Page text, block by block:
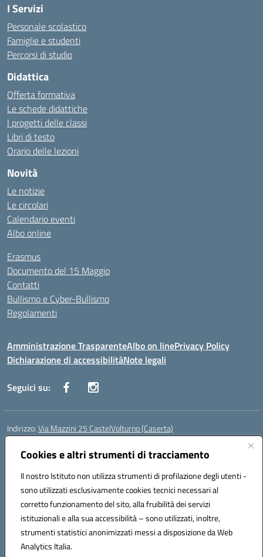
Cookies e altri strumenti di tracciamento
Il nostro Istituto non utilizza strumenti di profilazione degli utenti -
sono utilizzati esclusivamente cookies tecnici necessari al
corretto funzionamento del sito, alla fruibilità dei servizi
istituzionali e alla sua accessibilità – sono utilizzati, inoltre,
strumenti statistici anonimizzati messi a disposizione da Web
Analytics Italia.
I Servizi
Personale scolastico
Famiglie e studenti
Percorsi di studio
Didattica
Offerta formativa
Le schede didattiche
I progetti delle classi
Libri di testo
Orario delle lezioni
Novità
Le notizie
Le circolari
Calendario eventi
Albo online
Erasmus
Documento del 15 Maggio
Contatti
Bullismo e Cyber-Bullismo
Regolamenti
Amministrazione TrasparenteAlbo on linePrivacy Policy
Dichiarazione di accessibilitàNote legali
Seguici su:
Indirizzo:Via Mazzini 25 CastelVolturno (Caserta)
Centralino:
Posta elettronica certificata (PEC):ceis014005@pec.istruzione.it
Codice fiscale: 93063510619
Codice meccanografico:CEIS014005
Codice Indice delle Pubbliche Amministrazioni (IPA): istsc_ceis014005
Codice unico di fatturazione (CUF): UOU8EW